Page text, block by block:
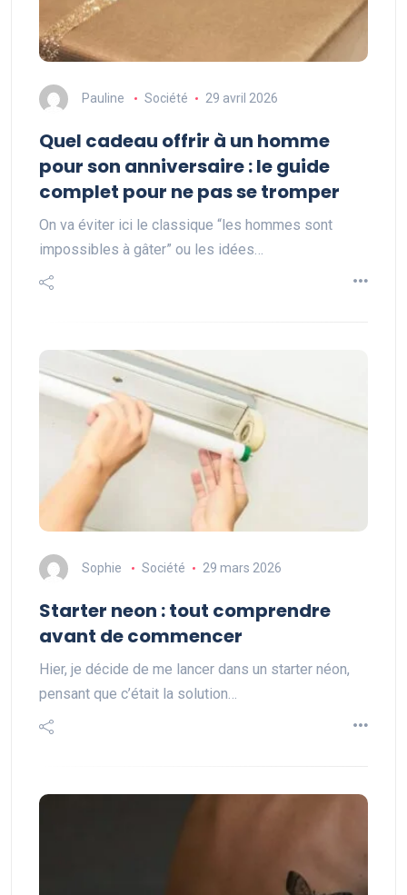
Pauline Société 29 avril 2026
Quel cadeau offrir à un homme
pour son anniversaire : le guide
complet pour ne pas se tromper
On va éviter ici le classique “les hommes sont
impossibles à gâter” ou les idées…
Sophie Société 29 mars 2026
Starter neon : tout comprendre
avant de commencer
Hier, je décide de me lancer dans un starter néon,
pensant que c’était la solution…